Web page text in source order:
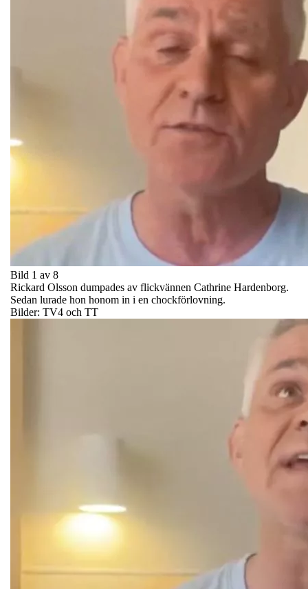
Bild 1 av 8
Rickard Olsson dumpades av flickvännen Cathrine Hardenborg.
Sedan lurade hon honom in i en chockförlovning.
Bilder: TV4 och TT